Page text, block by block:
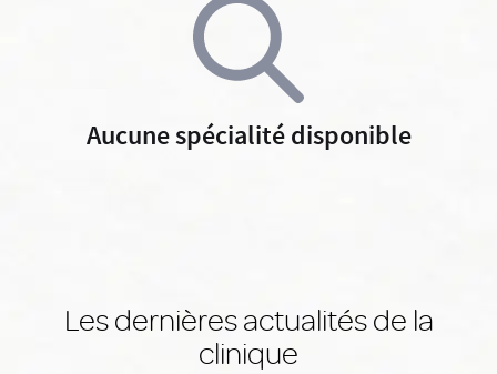
Aucune spécialité disponible
Les dernières actualités de la
clinique